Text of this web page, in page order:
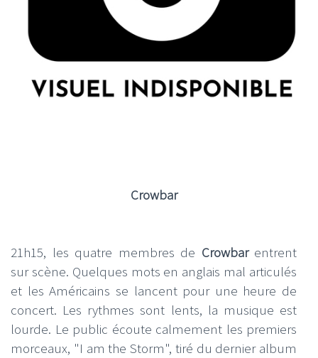
Crowbar
21h15, les quatre membres de Crowbarentrent
sur scène. Quelques mots en anglais mal articulés
et les Américains se lancent pour une heure de
concert. Les rythmes sont lents, la musique est
lourde. Le public écoute calmement les premiers
morceaux, "I am the Storm", tiré du dernier album